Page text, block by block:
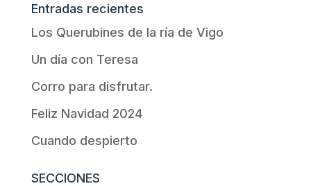
Entradas recientes
Los Querubines de la ría de Vigo
Un día con Teresa
Corro para disfrutar.
Feliz Navidad 2024
Cuando despierto
SECCIONES